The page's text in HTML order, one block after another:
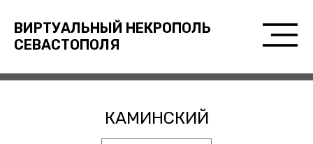
ВИРТУАЛЬНЫЙ НЕКРОПОЛЬ
СЕВАСТОПОЛЯ
КАМИНСКИЙ